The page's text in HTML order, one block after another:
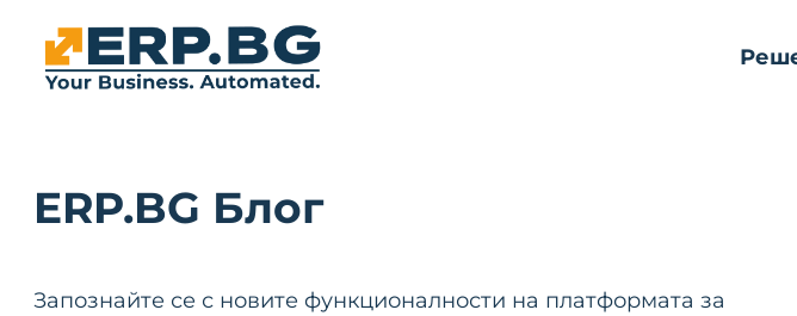
ERP.BG Блог
Запознайте се с новите функционалности на платформата за